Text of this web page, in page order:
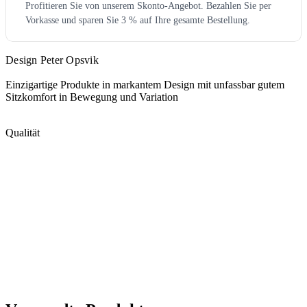
Profitieren Sie von unserem Skonto-Angebot. Bezahlen Sie per
Vorkasse und sparen Sie 3 % auf Ihre gesamte Bestellung.
Design Peter Opsvik
Einzigartige Produkte in markantem Design mit unfassbar gutem
Sitzkomfort in Bewegung und Variation
Qualität